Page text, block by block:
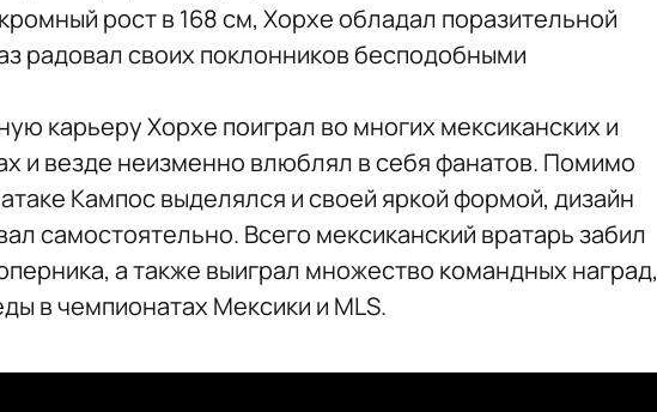
рост в 168 см, Хорхе обладал поразительной
радовал своих поклонников бесподобными
карьеру Хорхе поиграл во многих мексиканских и
и везде неизменно влюблял в себя фанатов. Помимо
Кампос выделялся и своей яркой формой, дизайн
самостоятельно. Всего мексиканский вратарь забил
а также выиграл множество командных наград,
в чемпионатах Мексики и MLS.